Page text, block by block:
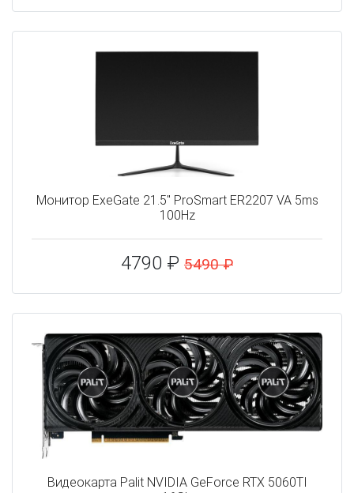
Монитор ExeGate 21.5" ProSmart ER2207 VA 5ms
100Hz
4790 ₽ 5490 ₽
Видеокарта Palit NVIDIA GeForce RTX 5060TI